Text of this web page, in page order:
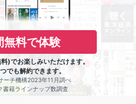
無料で体験
)でお楽しみいただけます。
でも解約できます。
ーチ機構2023年11月調べ
書籍ラインナップ数調査